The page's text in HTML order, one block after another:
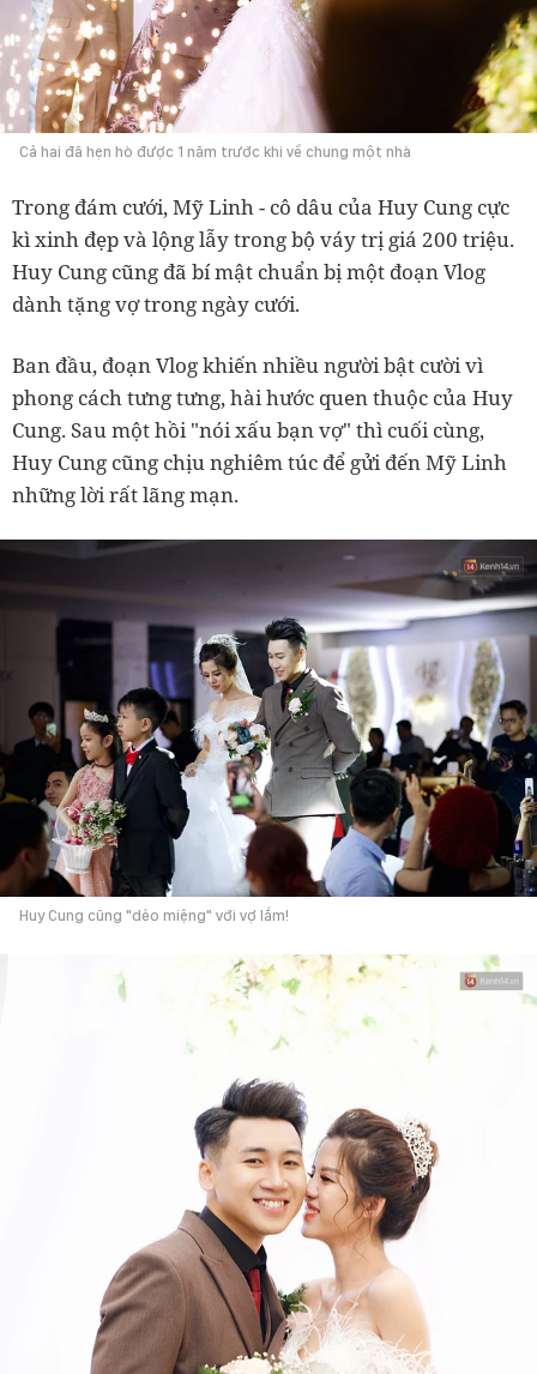
Cả hai đã hẹn hò được 1 năm trước khi về chung một nhà
Trong đám cưới, Mỹ Linh - cô dâu của Huy Cung cực
kì xinh đẹp và lộng lẫy trong bộ váy trị giá 200 triệu.
Huy Cung cũng đã bí mật chuẩn bị một đoạn Vlog
dành tặng vợ trong ngày cưới.
Ban đầu, đoạn Vlog khiến nhiều người bật cười vì
phong cách tưng tưng, hài hước quen thuộc của Huy
Cung. Sau một hồi "nói xấu bạn vợ" thì cuối cùng,
Huy Cung cũng chịu nghiêm túc để gửi đến Mỹ Linh
những lời rất lãng mạn.
Huy Cung cũng "dẻo miệng" với vợ lắm!